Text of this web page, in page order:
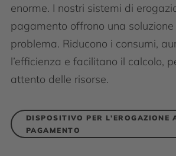
enorme. I nostri sistemi di
pagamento offrono una
problema. Riducono i consumi,
l’efficienza e facilitano il calcolo,
attento delle risorse.
DISPOSITIVO PER L'EROGAZIONE
PAGAMENTO